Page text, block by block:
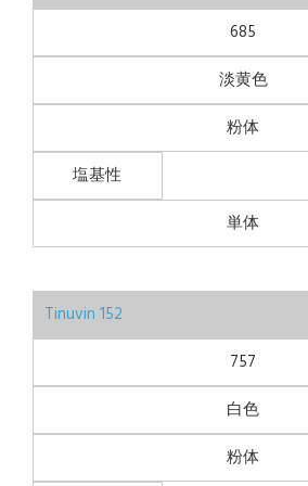
685
淡黄色
粉体
塩基性
単体
Tinuvin 152
757
白色
粉体